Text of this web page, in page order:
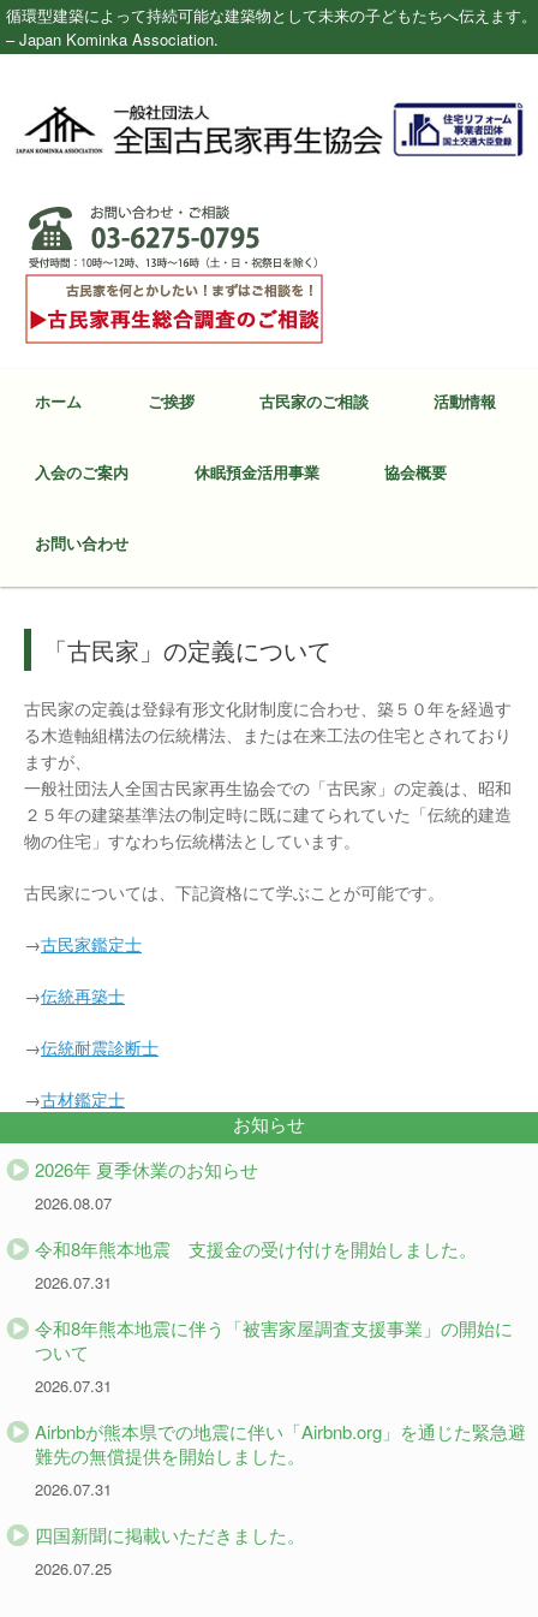
循環型建築によって持続可能な建築物として未来の子どもたちへ伝えます。
– Japan Kominka Association.
ホーム ご挨拶 古民家のご相談 活動情報
入会のご案内 休眠預金活用事業 協会概要
お問い合わせ
「古民家」の定義について
古民家の定義は登録有形文化財制度に合わせ、築５０年を経過す
る木造軸組構法の伝統構法、または在来工法の住宅とされており
ますが、
一般社団法人全国古民家再生協会での「古民家」の定義は、昭和
２５年の建築基準法の制定時に既に建てられていた「伝統的建造
物の住宅」すなわち伝統構法としています。
古民家については、下記資格にて学ぶことが可能です。
→古民家鑑定士
→伝統再築士
→伝統耐震診断士
→古材鑑定士
お知らせ
2026年 夏季休業のお知らせ
2026.08.07
令和8年熊本地震 支援金の受け付けを開始しました。
2026.07.31
令和8年熊本地震に伴う「被害家屋調査支援事業」の開始に
ついて
2026.07.31
Airbnbが熊本県での地震に伴い「Airbnb.org」を通じた緊急避
難先の無償提供を開始しました。
2026.07.31
四国新聞に掲載いただきました。
2026.07.25